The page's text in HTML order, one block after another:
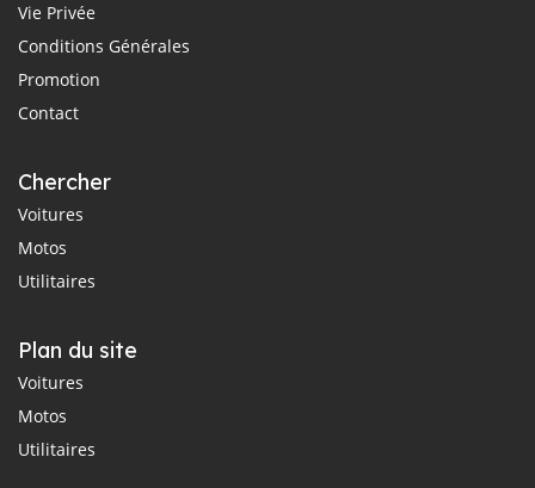
Vie Privée
Conditions Générales
Promotion
Contact
Chercher
Voitures
Motos
Utilitaires
Plan du site
Voitures
Motos
Utilitaires